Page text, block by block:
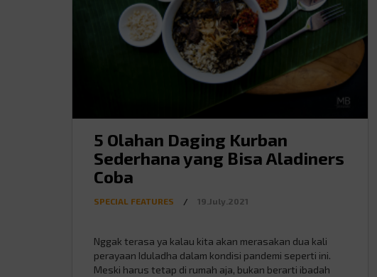
5 Olahan Daging Kurban
Sederhana yang Bisa Aladiners
Coba
SPECIAL FEATURES / 19.July.2021
Nggak terasa ya kalau kita akan merasakan dua kali
perayaan Iduladha dalam kondisi pandemi seperti ini.
Meski harus tetap di rumah aja, bukan berarti ibadah